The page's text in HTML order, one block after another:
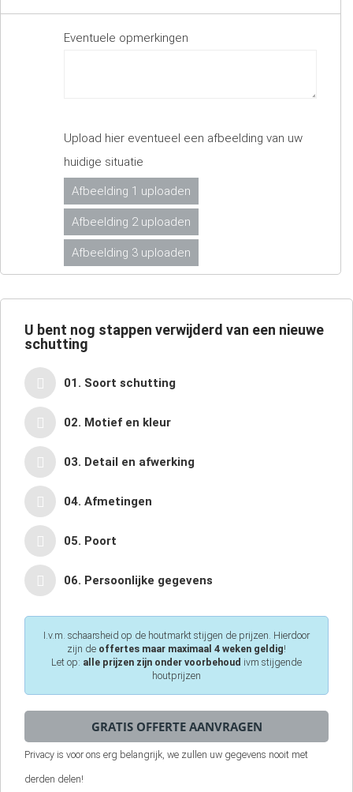
Eventuele opmerkingen
Upload hier eventueel een afbeelding van uw
huidige situatie
Afbeelding 1 uploaden
Afbeelding 2 uploaden
Afbeelding 3 uploaden
U bent nog stappen verwijderd van een nieuwe
schutting
01. Soort schutting
02. Motief en kleur
03. Detail en afwerking
04. Afmetingen
05. Poort
06. Persoonlijke gegevens
I.v.m. schaarsheid op de houtmarkt stijgen de prijzen. Hierdoor
zijn de offertes maar maximaal 4 weken geldig!
Let op: alle prijzen zijn onder voorbehoud ivm stijgende
houtprijzen
Privacy is voor ons erg belangrijk, we zullen uw gegevens nooit met
derden delen!